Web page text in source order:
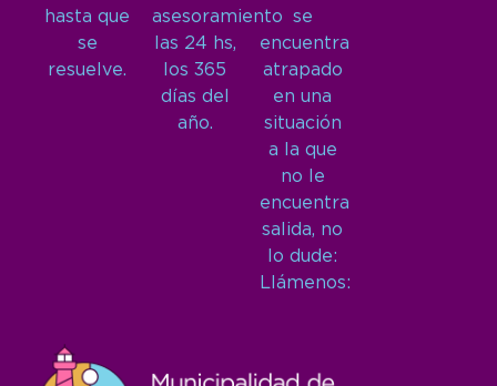
hasta que
se
resuelve.
asesoramiento
las 24 hs,
los 365
días del
año.
se
encuentra
atrapado
en una
situación
a la que
no le
encuentra
salida, no
lo dude:
Llámenos: